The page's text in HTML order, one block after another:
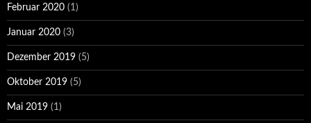
Februar 2020 (1)
Januar 2020 (3)
Dezember 2019 (5)
Oktober 2019 (5)
Mai 2019 (1)